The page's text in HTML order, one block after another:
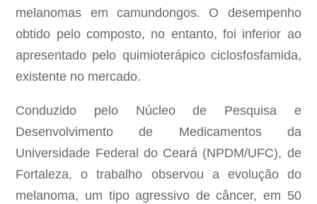
melanomas em camundongos. O desempenho
obtido pelo composto, no entanto, foi inferior ao
apresentado pelo quimioterápico ciclosfosfamida,
existente no mercado.
Conduzido pelo Núcleo de Pesquisa e
Desenvolvimento de Medicamentos da
Universidade Federal do Ceará (NPDM/UFC), de
Fortaleza, o trabalho observou a evolução do
melanoma, um tipo agressivo de câncer, em 50